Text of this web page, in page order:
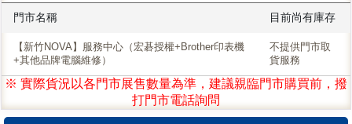
門市名稱 目前尚有庫存
【新竹NOVA】服務中心（宏碁授權+Brother印表機
+其他品牌電腦維修）
不提供門市取
貨服務
※ 實際貨況以各門市展售數量為準，建議親臨門市購買前，撥
打門市電話詢問